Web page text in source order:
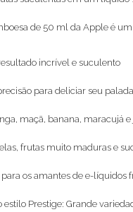
de 50 ml da Apple é
incrível e suculento
para deliciar seu
maçã, banana, maracujá e
frutas muito maduras e
os amantes de e-líquidos
estilo Prestige: Grande